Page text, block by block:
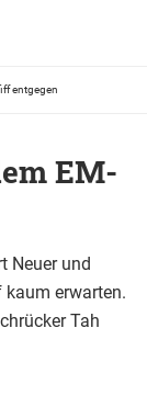
entgegen
EM-
Neuer und
kaum erwarten.
Tah